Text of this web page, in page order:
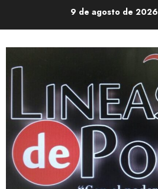
9 de agosto de 2026